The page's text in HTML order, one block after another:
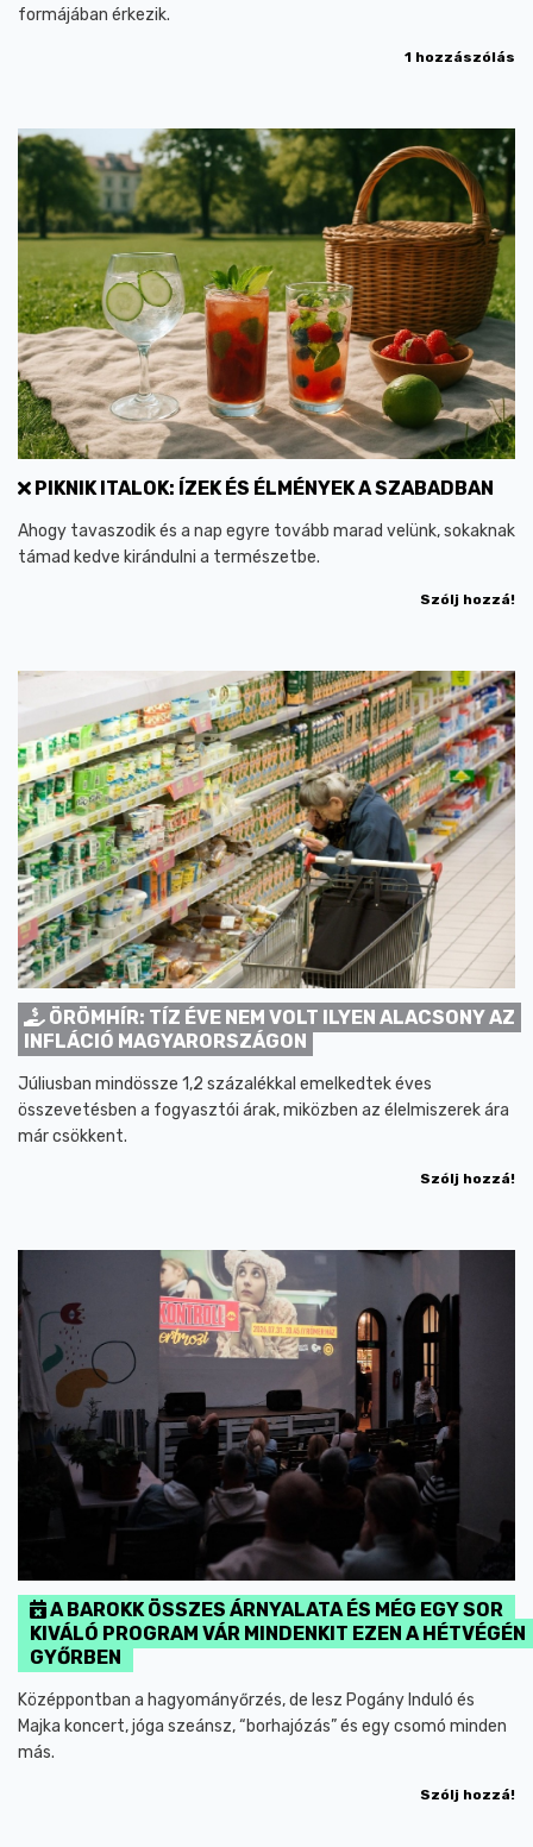
formájában érkezik.
1 hozzászólás
PIKNIK ITALOK: ÍZEK ÉS ÉLMÉNYEK A SZABADBAN
Ahogy tavaszodik és a nap egyre tovább marad velünk, sokaknak
támad kedve kirándulni a természetbe.
Szólj hozzá!
ÖRÖMHÍR: TÍZ ÉVE NEM VOLT ILYEN ALACSONY AZ
INFLÁCIÓ MAGYARORSZÁGON
Júliusban mindössze 1,2 százalékkal emelkedtek éves
összevetésben a fogyasztói árak, miközben az élelmiszerek ára
már csökkent.
Szólj hozzá!
A BAROKK ÖSSZES ÁRNYALATA ÉS MÉG EGY SOR
KIVÁLÓ PROGRAM VÁR MINDENKIT EZEN A HÉTVÉGÉN
GYŐRBEN
Középpontban a hagyományőrzés, de lesz Pogány Induló és
Majka koncert, jóga szeánsz, “borhajózás” és egy csomó minden
más.
Szólj hozzá!